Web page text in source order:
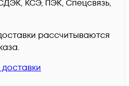
КСЭ, ПЭК, Спецсвязь,
рассчитываются